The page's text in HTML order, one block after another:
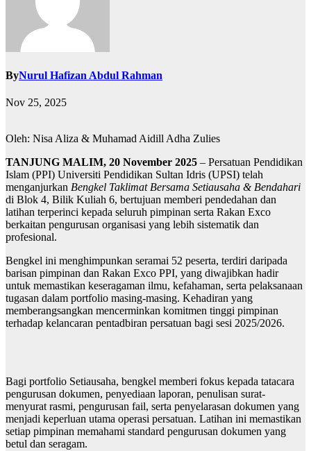
ByNurul Hafizan Abdul Rahman
Nov 25, 2025
Oleh: Nisa Aliza & Muhamad Aidill Adha Zulies
TANJUNG MALIM, 20 November 2025 – Persatuan Pendidikan
Islam (PPI) Universiti Pendidikan Sultan Idris (UPSI) telah
menganjurkan Bengkel Taklimat Bersama Setiausaha & Bendahari
di Blok 4, Bilik Kuliah 6, bertujuan memberi pendedahan dan
latihan terperinci kepada seluruh pimpinan serta Rakan Exco
berkaitan pengurusan organisasi yang lebih sistematik dan
profesional.
Bengkel ini menghimpunkan seramai 52 peserta, terdiri daripada
barisan pimpinan dan Rakan Exco PPI, yang diwajibkan hadir
untuk memastikan keseragaman ilmu, kefahaman, serta pelaksanaan
tugasan dalam portfolio masing-masing. Kehadiran yang
memberangsangkan mencerminkan komitmen tinggi pimpinan
terhadap kelancaran pentadbiran persatuan bagi sesi 2025/2026.
Bagi portfolio Setiausaha, bengkel memberi fokus kepada tatacara
pengurusan dokumen, penyediaan laporan, penulisan surat-
menyurat rasmi, pengurusan fail, serta penyelarasan dokumen yang
menjadi keperluan utama operasi persatuan. Latihan ini memastikan
setiap pimpinan memahami standard pengurusan dokumen yang
betul dan seragam.